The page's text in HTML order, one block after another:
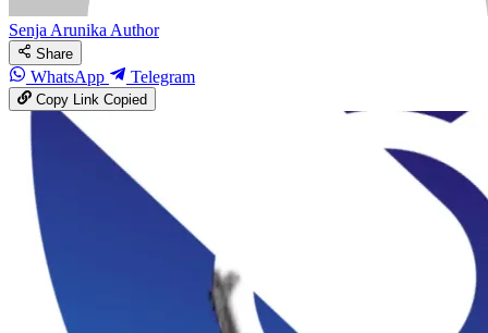
Senja ArunikaAuthor
Share
WhatsApp Telegram
Copy LinkCopied